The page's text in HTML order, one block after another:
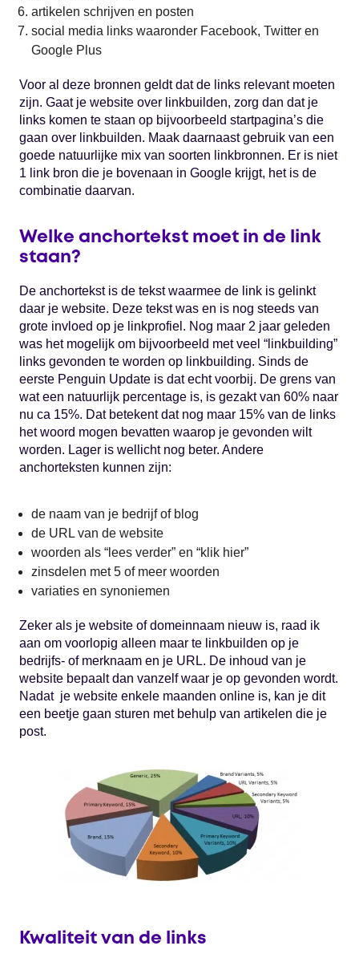
artikelen schrijven en posten
social media links waaronder Facebook, Twitter en
Google Plus
Voor al deze bronnen geldt dat de links relevant moeten
zijn. Gaat je website over linkbuilden, zorg dan dat je
links komen te staan op bijvoorbeeld startpagina’s die
gaan over linkbuilden. Maak daarnaast gebruik van een
goede natuurlijke mix van soorten linkbronnen. Er is niet
1 link bron die je bovenaan in Google krijgt, het is de
combinatie daarvan.
Welke anchortekst moet in de link
staan?
De anchortekst is de tekst waarmee de link is gelinkt
daar je website. Deze tekst was en is nog steeds van
grote invloed op je linkprofiel. Nog maar 2 jaar geleden
was het mogelijk om bijvoorbeeld met veel “linkbuilding”
links gevonden te worden op linkbuilding. Sinds de
eerste Penguin Update is dat echt voorbij. De grens van
wat een natuurlijk percentage is, is gezakt van 60% naar
nu ca 15%. Dat betekent dat nog maar 15% van de links
het woord mogen bevatten waarop je gevonden wilt
worden. Lager is wellicht nog beter. Andere
anchorteksten kunnen zijn:
de naam van je bedrijf of blog
de URL van de website
woorden als “lees verder” en “klik hier”
zinsdelen met 5 of meer woorden
variaties en synoniemen
Zeker als je website of domeinnaam nieuw is, raad ik
aan om voorlopig alleen maar te linkbuilden op je
bedrijfs- of merknaam en je URL. De inhoud van je
website bepaalt dan vanzelf waar je op gevonden wordt.
Nadat je website enkele maanden online is, kan je dit
een beetje gaan sturen met behulp van artikelen die je
post.
Kwaliteit van de links